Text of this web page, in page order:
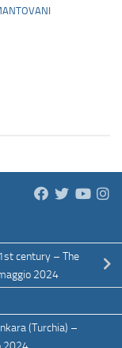
century – The
2024
(Turchia) –